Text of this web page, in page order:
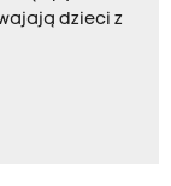
dzieci z